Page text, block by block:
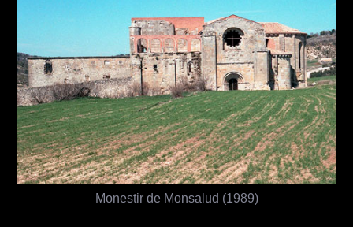
Monestir de Monsalud (1989)